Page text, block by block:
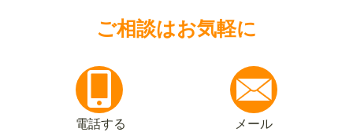
ご相談はお気軽に
電話する メール